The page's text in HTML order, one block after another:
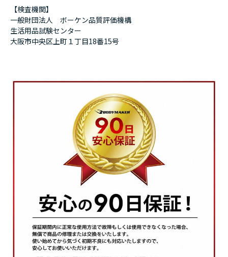
【検査機関】
一般財団法人 ボーケン品質評価機構
生活用品試験センター
大阪市中央区上町１丁目18番15号